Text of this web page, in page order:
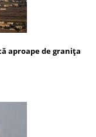
aproape de granița